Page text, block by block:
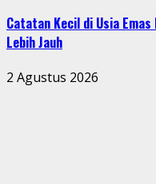
Catatan Kecil di Usia
Lebih Jauh
2 Agustus 2026